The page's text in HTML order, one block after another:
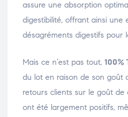
assure une absorption
digestibilité, offrant ainsi une
désagréments digestifs pour
Mais ce n’est pas tout, 100%
du lot en raison de son goût
retours clients sur le goût de
ont été largement positifs,